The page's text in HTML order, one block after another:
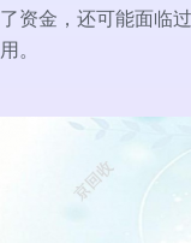
资金，还可能面临
。